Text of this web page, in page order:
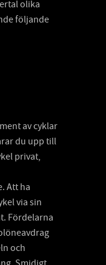
olika
följande
av cyklar
du upp till
privat,
Att ha
via sin
Fördelarna
och